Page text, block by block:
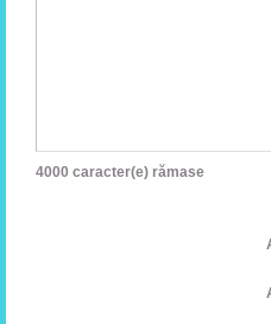
4000 caracter(e) rămase